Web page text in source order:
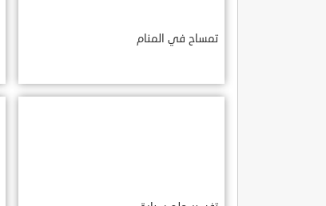
تمساح في المنام